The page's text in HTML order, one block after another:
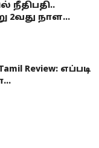
நீதிபதி..
2வது நாள...
Review: எப்படி